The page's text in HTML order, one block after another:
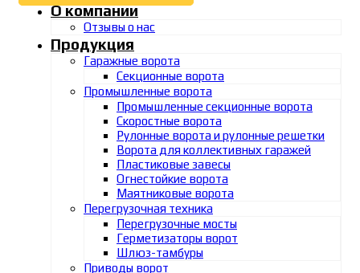
О компании
Отзывы о нас
Продукция
Гаражные ворота
Секционные ворота
Промышленные ворота
Промышленные секционные ворота
Скоростные ворота
Рулонные ворота и рулонные решетки
Ворота для коллективных гаражей
Пластиковые завесы
Огнестойкие ворота
Маятниковые ворота
Перегрузочная техника
Перегрузочные мосты
Герметизаторы ворот
Шлюз-тамбуры
Приводы ворот